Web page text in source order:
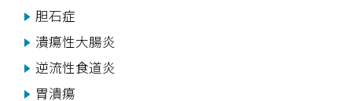
胆石症
潰瘍性大腸炎
逆流性食道炎
胃潰瘍